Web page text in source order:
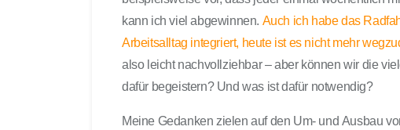
kann ich viel abgewinnen. Auch ich habe das
Arbeitsalltag integriert, heute ist es nicht mehr
also leicht nachvollziehbar – aber können wir die
dafür begeistern? Und was ist dafür notwendig?
Meine Gedanken zielen auf den Um- und Ausbau